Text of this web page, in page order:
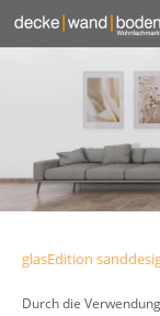
glasEdition
Durch die